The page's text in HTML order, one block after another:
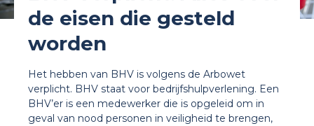
de eisen die gesteld
worden
Het hebben van BHV is volgens de Arbowet
verplicht. BHV staat voor bedrijfshulpverlening. Een
BHV’er is een medewerker die is opgeleid om in
geval van nood personen in veiligheid te brengen,